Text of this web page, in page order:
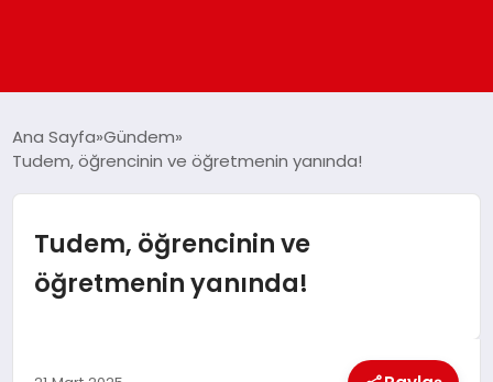
DÜNYA
Ana Sayfa Gündem
Tudem, öğrencinin ve öğretmenin yanında!
Tudem, öğrencinin ve
öğretmenin yanında!